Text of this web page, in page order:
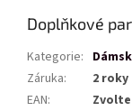
Doplňkové
Kategorie:
Záruka:
2 roky
EAN: